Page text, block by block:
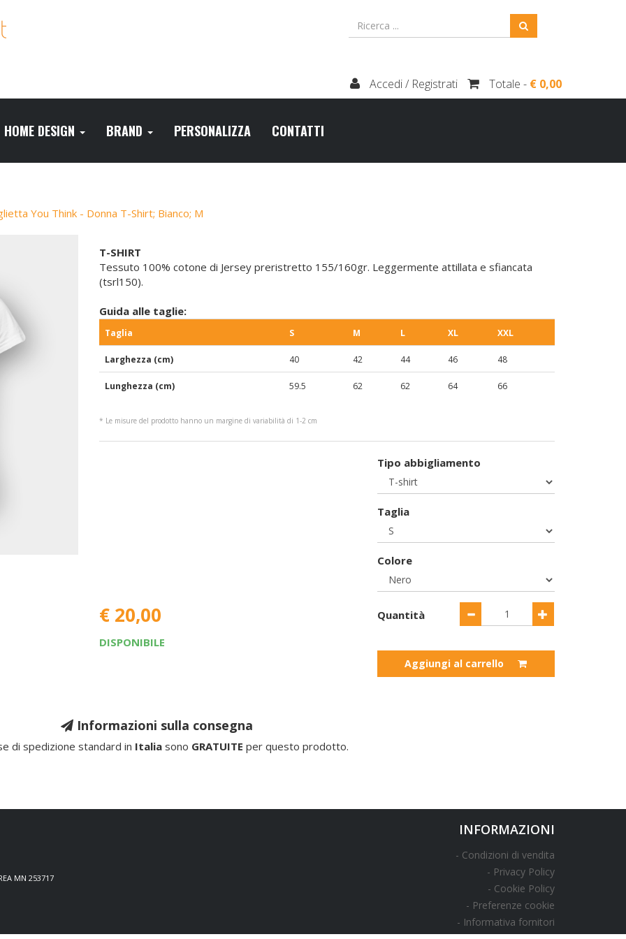
Accedi / Registrati Totale - € 0,00
HOME DESIGN BRAND PERSONALIZZA CONTATTI
You Think - Donna T-Shirt; Bianco; M
T-SHIRT
Tessuto 100% cotone di Jersey preristretto 155/160gr. Leggermente attillata e sfiancata
(tsrl150).
Guida alle taglie:
Taglia S M L XL XXL
Larghezza (cm) 40 42 44 46 48
Lunghezza (cm) 59.5 62 62 64 66
* Le misure del prodotto hanno un margine di variabilità di 1-2 cm
Tipo abbigliamento
Taglia
Colore
€ 20,00
DISPONIBILE
Quantità
Aggiungi al carrello
Informazioni sulla consegna
di spedizione standard in Italia sono GRATUITE per questo prodotto.
MN 253717
INFORMAZIONI
Condizioni di vendita
Privacy Policy
Cookie Policy
Preferenze cookie
Informativa fornitori